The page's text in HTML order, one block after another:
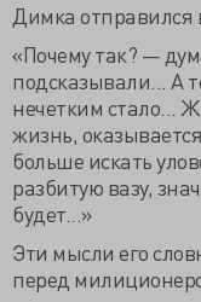
Димка отправился
«Почему так? —
подсказывали... А
нечетким стало...
жизнь,
больше искать
разбитую вазу,
будет...»
Эти мысли его
перед